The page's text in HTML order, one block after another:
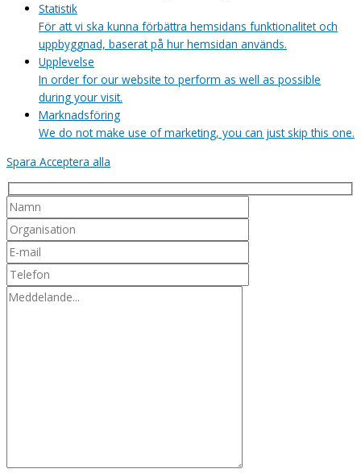
Statistik
För att vi ska kunna förbättra hemsidans funktionalitet och
uppbyggnad, baserat på hur hemsidan används.
Upplevelse
In order for our website to perform as well as possible
during your visit.
Marknadsföring
We do not make use of marketing, you can just skip this one.
Spara Acceptera alla